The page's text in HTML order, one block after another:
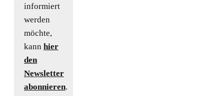
informiert
werden
möchte,
kann hier
den
Newsletter
abonnieren.